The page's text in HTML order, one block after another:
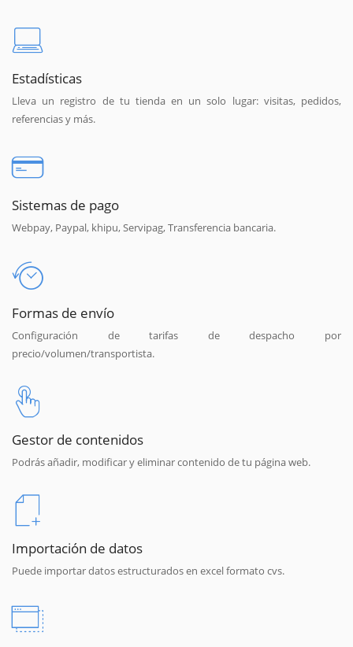
Estadísticas
Lleva un registro de tu tienda en un solo lugar: visitas, pedidos,
referencias y más.
Sistemas de pago
Webpay, Paypal, khipu, Servipag, Transferencia bancaria.
Formas de envío
Configuración de tarifas de despacho por
precio/volumen/transportista.
Gestor de contenidos
Podrás añadir, modificar y eliminar contenido de tu página web.
Importación de datos
Puede importar datos estructurados en excel formato cvs.